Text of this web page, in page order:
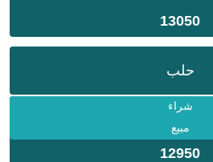
13050
حلب
شراء
مبيع
12950